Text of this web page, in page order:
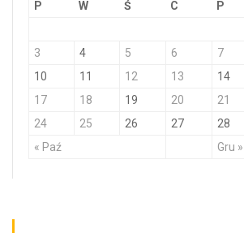
P W Ś C P
« Paź Gru »
3
4 5 6 7
10
11 12 13 14
17
18 19 20 21
24
25 26 27 28